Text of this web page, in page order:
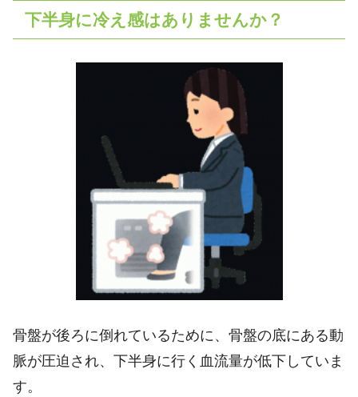
下半身に冷え感はありませんか？
骨盤が後ろに倒れているために、骨盤の底にある動
脈が圧迫され、下半身に行く血流量が低下していま
す。